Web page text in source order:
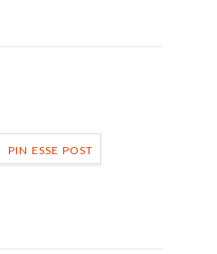
PIN ESSE POST